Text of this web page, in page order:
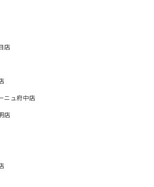
店
ニュ府中店
店